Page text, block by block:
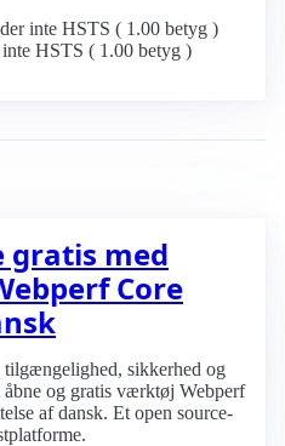
inte HSTS ( 1.00 betyg )
HSTS ( 1.00 betyg )
gratis med
Core
tilgængelighed, sikkerhed og
og gratis værktøj Webperf
af dansk. Et open source-